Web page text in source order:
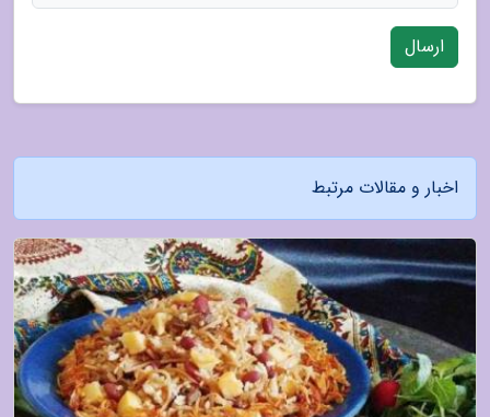
ارسال
اخبار و مقالات مرتبط